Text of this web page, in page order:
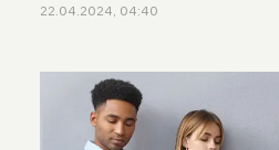
22.04.2024, 04:40